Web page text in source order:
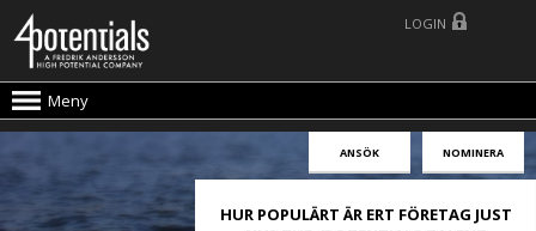
Meny
LOGIN
ANSÖK NOMINERA
HUR POPULÄRT ÄR ERT FÖRETAG JUST